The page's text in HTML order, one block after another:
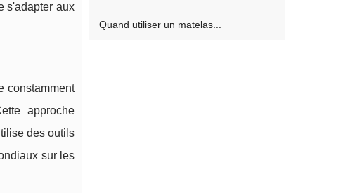
s'adapter aux
constamment
approche
des outils
sur les
Quand utiliser un matelas...